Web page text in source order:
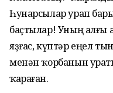
Һунарсылар урап
баҫтылар! Уның алғы
яҙғас, күптәр еңел
менән ҡорбанын
ҡараған.